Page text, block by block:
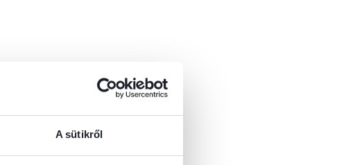
A sütikről